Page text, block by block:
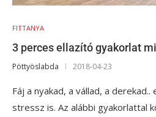
FITTANYA
3 perces ellazító gyakorlat
Pöttyöslabda 2018-04-23
Fáj a nyakad, a vállad, a
stressz is. Az alábbi gyakorlattal